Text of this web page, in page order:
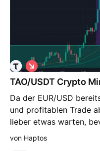
Tokenomics &
Check) Umsatz/
– 🟢 Token-Emission
durch Halving – 🟡
groß, aber Volatilität
Marktumfeld: stark - 🟢
bewertet, frühes
(Krypto-Chart) Trend
kräftigen Rally steht
ertung: 🟡 Support-
bei denen Käufer aktiv
Zonen: Frühere Hochs,
TAO/USDT Crypto
Da der EUR/USD
und profitablen Trade
lieber etwas warten,
Trades eingehen um
signifikante Setups
S
h
o
t
von Haptos